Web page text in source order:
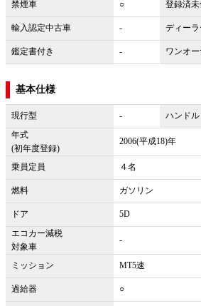
禁煙車 ○ 登録済
輸入認定中古車 - ディー
鑑定書付き - ワンオ
基本仕様
現行型 - ハンドル
年式
(初年度登録)
2006(平成18)年
乗員定員 ４名
燃料 ガソリン
ドア
5D
エコカー減税
対象車
-
ミッション MT5速
過給器 ○